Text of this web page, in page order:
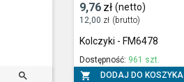

9,76 zł (netto)
12,00 zł (brutto)
Kolczyki - FM6478
Dostępność: 961 szt.
 DODAJ DO KOSZYKA